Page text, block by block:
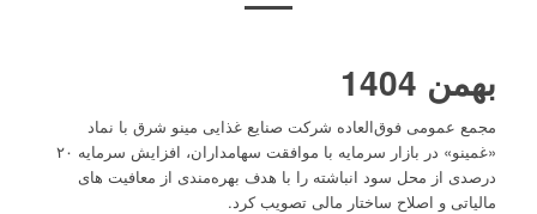
بهمن 1404
مجمع عمومی فوق‌العاده شرکت صنایع غذایی مینو شرق با نماد
«غمینو» در بازار سرمایه با موافقت سهامداران، افزایش سرمایه ۲۰
درصدی از محل سود انباشته را با هدف بهره‌مندی از معافیت های
مالیاتی و اصلاح ساختار مالی تصویب کرد.